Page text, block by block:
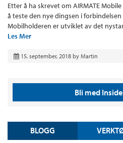
Etter å ha skrevet om AIRMATE
å teste den nye dingsen i
Mobilholderen er utviklet av det
Les Mer
15. september, 2018 by Martin
Bli med
BLOGG